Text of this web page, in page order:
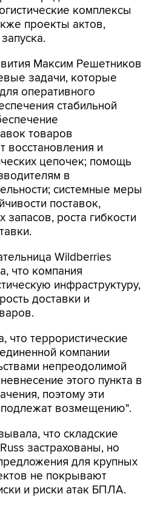
комплексы
проекты актов,
Максим Решетников
задачи, которые
оперативного
стабильной
товаров
восстановления и
цепочек; помощь
в
системные меры
поставок,
запасов, роста гибкости
Wildberries
что компания
инфраструктуру,
доставки и
что террористические
компании
непреодолимой
этого пункта в
поэтому эти
подлежат возмещению".
что складские
застрахованы, но
для крупных
не покрывают
и риски атак БПЛА.